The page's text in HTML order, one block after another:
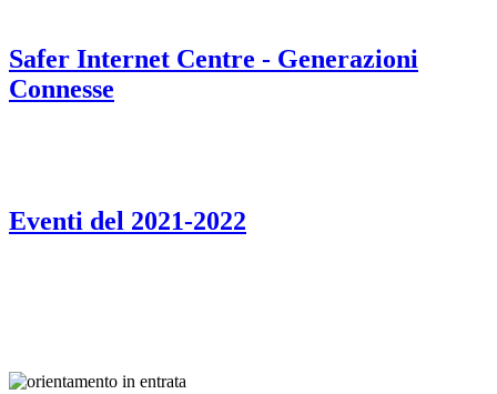
Safer Internet Centre - Generazioni
Connesse
Eventi del 2021-2022